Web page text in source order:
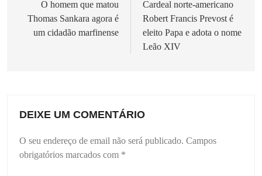
artigos
O homem que matou
Thomas Sankara agora é
um cidadão marfinense
Cardeal norte-americano
Robert Francis Prevost é
eleito Papa e adota o nome
Leão XIV
DEIXE UM COMENTÁRIO
O seu endereço de email não será publicado. Campos
obrigatórios marcados com *